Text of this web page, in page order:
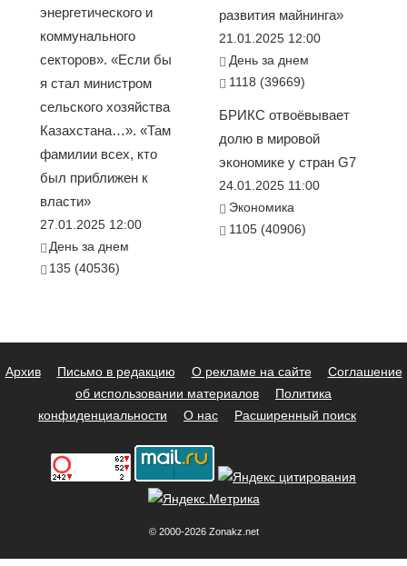
энергетического и
коммунального
секторов». «Если бы
я стал министром
сельского хозяйства
Казахстана…». «Там
фамилии всех, кто
был приближен к
власти»
27.01.2025 12:00
День за днем
135 (40536)
развития майнинга»
21.01.2025 12:00
День за днем
1118 (39669)
БРИКС отвоёвывает
долю в мировой
экономике у стран G7
24.01.2025 11:00
Экономика
1105 (40906)
Архив Письмо в редакцию О рекламе на сайте
Соглашение
об использовании материалов
Политика
конфиденциальности
О нас Расширенный поиск
© 2000-2026 Zonakz.net